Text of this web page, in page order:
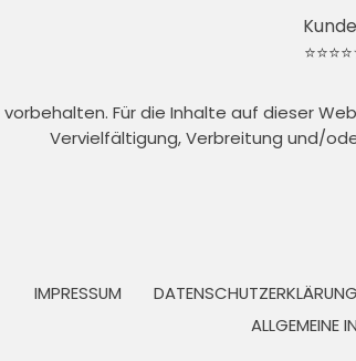
vorbehalten. Für die Inhalte auf dieser
Vervielfältigung, Verbreitung und/
IMPRESSUM
ALLGEMEINE